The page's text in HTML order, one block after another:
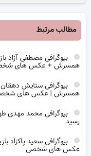
مطالب مرتبط
بیوگرافی مصطفی
همسرش + عکس های
بیوگرافی ستایش
همسرش | عکس های
بیوگرافی محمد مهدی
رسید
بیوگرافی سعید پاکزاد
عکس های شخصی